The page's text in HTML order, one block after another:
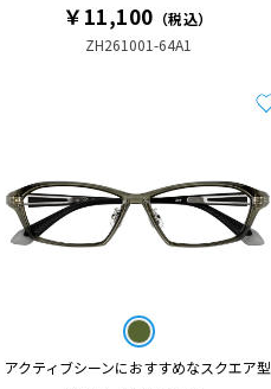
￥11,100 （税込）
ZH261001-64A1
アクティブシーンにおすすめなスクエア型